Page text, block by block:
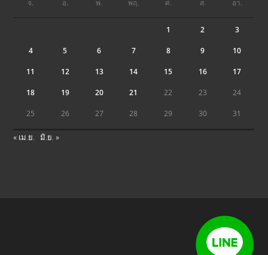
จ. อ. พ. พฤ. ศ. ส. อา.
1 2 3
4 5 6 7 8 9 10
11 12 13 14 15 16 17
18 19 20 21 22 23 24
25 26 27 28 29 30 31
« เม.ย. มิ.ย. »